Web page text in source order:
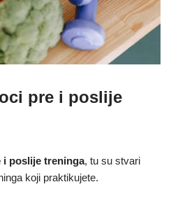
pre i poslije
i poslije treninga, tu su stvari
koji praktikujete.